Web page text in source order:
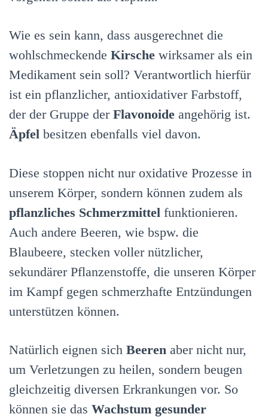
Wie es sein kann, dass ausgerechnet die
wohlschmeckende Kirsche wirksamer als ein
Medikament sein soll? Verantwortlich hierfür
ist ein pflanzlicher, antioxidativer Farbstoff,
der der Gruppe derFlavonoide angehörig ist.
Äpfel besitzen ebenfalls viel davon.
Diese stoppen nicht nur oxidative Prozesse in
unserem Körper, sondern können zudem als
pflanzliches Schmerzmittel funktionieren.
Auch andere Beeren, wie bspw. die
Blaubeere, stecken voller nützlicher,
sekundärer Pflanzenstoffe, die unseren Körper
im Kampf gegen schmerzhafte Entzündungen
unterstützen können.
Natürlich eignen sich Beeren aber nicht nur,
um Verletzungen zu heilen, sondern beugen
gleichzeitig diversen Erkrankungen vor. So
können sie das Wachstum gesunder